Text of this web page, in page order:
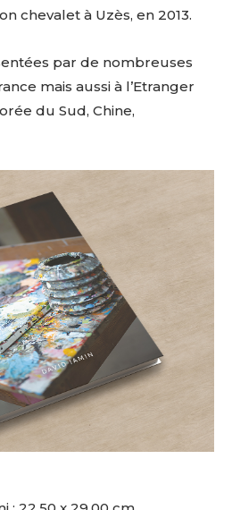
chevalet à Uzès, en 2013.
par de nombreuses
mais aussi à l’Etranger
du Sud, Chine,